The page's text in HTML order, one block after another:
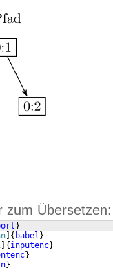
zum Übersetzen:
}
{ babel }
{ inputenc}
}
}